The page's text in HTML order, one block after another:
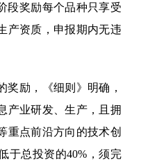
段奖励每个品种只享受
产资质，申报期内无违
奖励，《细则》明确，
产业研发、生产，且拥
重点前沿方向的技术创
于总投资的40%，须完